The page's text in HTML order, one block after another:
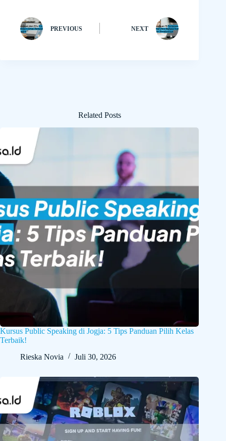
PREVIOUS NEXT
Related Posts
Kursus Public Speaking di Jogja: 5 Tips Panduan Pilih Kelas
Terbaik!
Rieska Novia
Juli 30, 2026